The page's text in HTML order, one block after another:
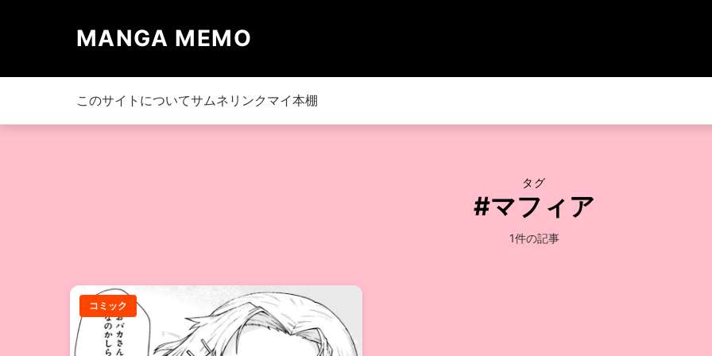
MANGA MEMO
このサイトについてサムネリンク マイ本棚
タグ
#マフィア
1件の記事
コミック